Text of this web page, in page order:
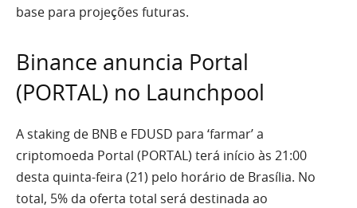
base para projeções futuras.
Binance anuncia Portal
(PORTAL) no Launchpool
A staking de BNB e FDUSD para ‘farmar’ a
criptomoeda Portal (PORTAL) terá início às 21:00
desta quinta-feira (21) pelo horário de Brasília. No
total, 5% da oferta total será destinada ao